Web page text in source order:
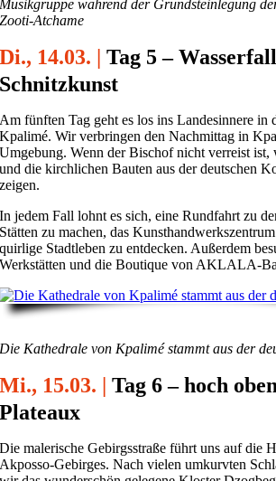
Musikgruppe während der Grundsteinlegung
Zooti-Atchame
Di., 14.03. | Tag 5 –
Schnitzkunst
Am fünften Tag geht es los ins Landesinnere in
Kpalimé. Wir verbringen den Nachmittag in
Umgebung. Wenn der Bischof nicht verreist ist,
und die kirchlichen Bauten aus der deutschen
zeigen.
In jedem Fall lohnt es sich, eine Rundfahrt zu
Stätten zu machen, das
quirlige Stadtleben zu entdecken. Außerdem
Werkstätten und die Boutique von AKLALA-
Die Kathedrale von Kpalimé stammt aus der
Mi., 15.03. | Tag 6 – hoch
Plateaux
Die malerische Gebirgsstraße führt uns auf die
Akposso-Gebirges. Nach vielen umkurvten